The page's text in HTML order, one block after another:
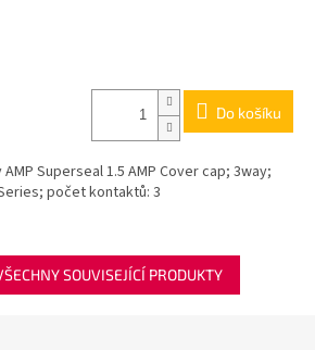
Do košíku
Superseal 1.5 AMP Cover cap; 3way;
počet kontaktů: 3
SOUVISEJÍCÍ PRODUKTY